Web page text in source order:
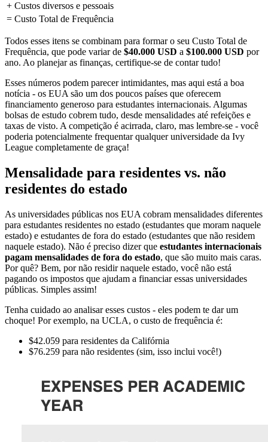
+ Custos diversos e pessoais
= Custo Total de Frequência
Todos esses itens se combinam para formar o seu Custo Total de
Frequência, que pode variar de $40.000 USD a $100.000 USD por
ano. Ao planejar as finanças, certifique-se de contar tudo!
Esses números podem parecer intimidantes, mas aqui está a boa
notícia - os EUA são um dos poucos países que oferecem
financiamento generoso para estudantes internacionais. Algumas
bolsas de estudo cobrem tudo, desde mensalidades até refeições e
taxas de visto. A competição é acirrada, claro, mas lembre-se - você
poderia potencialmente frequentar qualquer universidade da Ivy
League completamente de graça!
Mensalidade para residentes vs. não
residentes do estado
As universidades públicas nos EUA cobram mensalidades diferentes
para estudantes residentes no estado (estudantes que moram naquele
estado) e estudantes de fora do estado (estudantes que não residem
naquele estado). Não é preciso dizer que estudantes internacionais
pagam mensalidades de fora do estado, que são muito mais caras.
Por quê? Bem, por não residir naquele estado, você não está
pagando os impostos que ajudam a financiar essas universidades
públicas. Simples assim!
Tenha cuidado ao analisar esses custos - eles podem te dar um
choque! Por exemplo, na UCLA, o custo de frequência é:
$42.059 para residentes da Califórnia
$76.259 para não residentes (sim, isso inclui você!)